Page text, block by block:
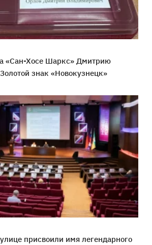
«Сан-Хосе Шаркс» Дмитрию
знак «Новокузнецк»
присвоили имя легендарного